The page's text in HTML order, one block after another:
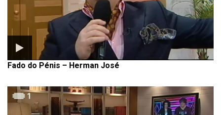
Fado do Pénis – Herman José